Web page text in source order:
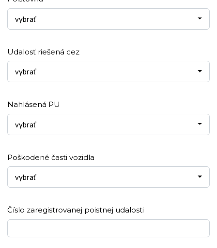
vybrať
Udalosť riešená cez
vybrať
Nahlásená PU
vybrať
Poškodené časti vozidla
vybrať
Číslo zaregistrovanej poistnej udalosti